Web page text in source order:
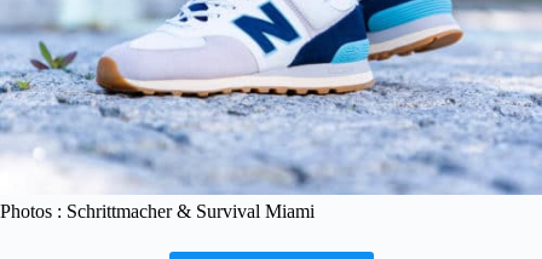
Photos : Schrittmacher & Survival Miami